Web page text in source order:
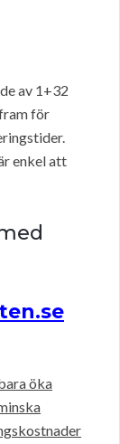
av 1+32
för
enkel att
öka